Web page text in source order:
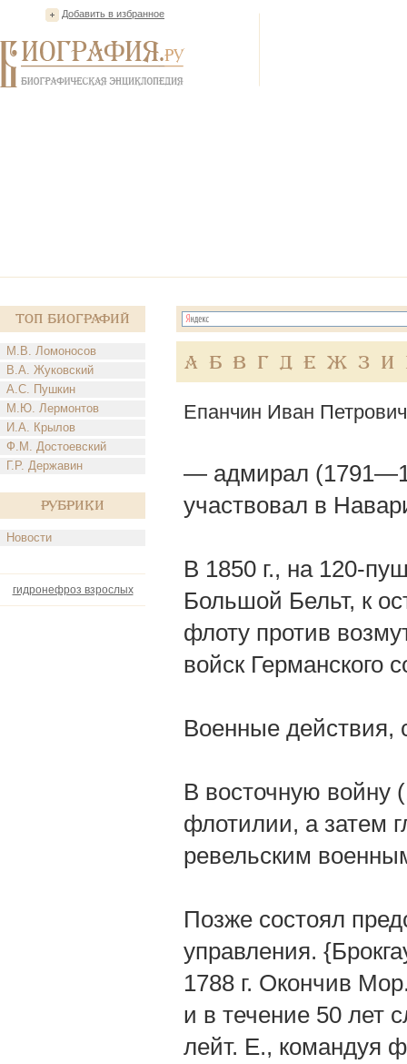
Добавить в избранное
Топ Биографий
М.В. Ломоносов
В.А. Жуковский
А.С. Пушкин
М.Ю. Лермонтов
И.А. Крылов
Ф.М. Достоевский
Г.Р. Державин
Рубрики
Новости
гидронефроз взрослых
А Б В Г Д Е Ж З И
Епанчин Иван Петрович
— адмирал
участвовал в
В 1850 г., на 120-
Большой Бельт, к
флоту против
войск Германского
Военные действия,
В восточную
флотилии, а затем
ревельским
Позже состоял
управления.
1788 г. Окончив
и в течение 50 лет
лейт. Е., командуя